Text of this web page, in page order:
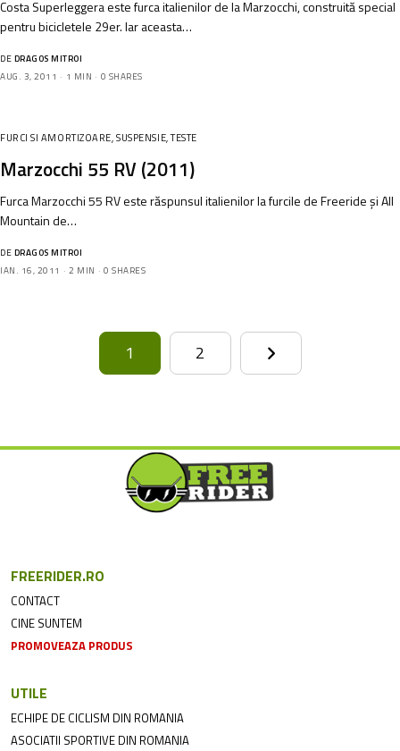
Costa Superleggera este furca italienilor de la Marzocchi, construită special
pentru bicicletele 29er. Iar aceasta…
DE DRAGOS MITROI
AUG. 3, 2011
1 MIN 0 SHARES
FURCI SI AMORTIZOARE,SUSPENSIE,TESTE
Marzocchi 55 RV (2011)
Furca Marzocchi 55 RV este răspunsul italienilor la furcile de Freeride și All
Mountain de…
DE DRAGOS MITROI
IAN. 16, 2011
2 MIN 0 SHARES
1 2
FREERIDER.RO
CONTACT
CINE SUNTEM
PROMOVEAZA PRODUS
UTILE
ECHIPE DE CICLISM DIN ROMANIA
ASOCIATII SPORTIVE DIN ROMANIA